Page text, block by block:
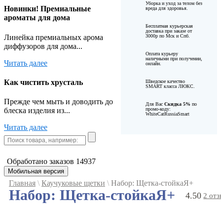
Уборка и уход за телом без
вреда для здоровья.
Бесплатная курьерская
доставка при заказе от
3000р по Мск и Спб.
Оплата курьеру
наличными при получении,
онлайн.
Шведское качество
SMART класса ЛЮКС.
Для Вас Cкидка 5% по
промо-коду:
WhiteCatRussiaSmart
Новинки! Премиальные
ароматы для дома
Линейка премиальных арома
диффузоров для дома...
Читать далее
Как чистить хрусталь
Прежде чем мыть и доводить до
блеска изделия из...
Читать далее
Обработано заказов 14937
Мобильная версия
Главная \ Каучуковые щетки \ Набор: Щетка-стойкаЯ+
Набор: Щетка-стойкаЯ+ 4.50 2